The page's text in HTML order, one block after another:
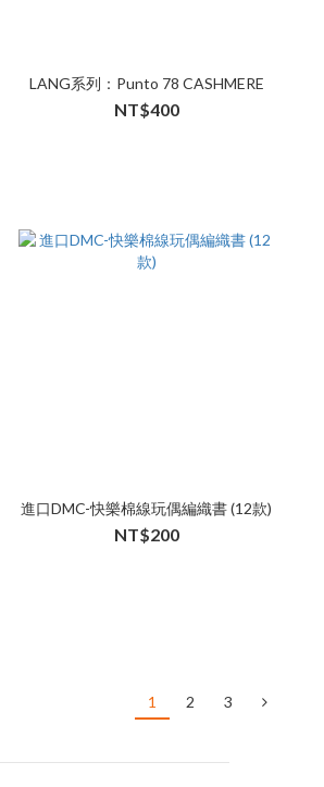
LANG系列：Punto 78 CASHMERE
NT$400
進口DMC-快樂棉線玩偶編織書 (12款)
NT$200
1 2 3